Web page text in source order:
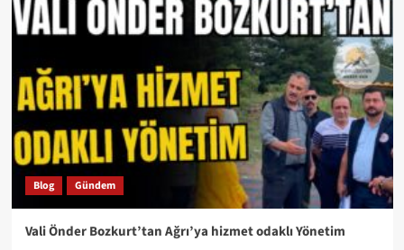
Blog Gündem
Vali Önder Bozkurt’tan Ağrı’ya hizmet odaklı Yönetim